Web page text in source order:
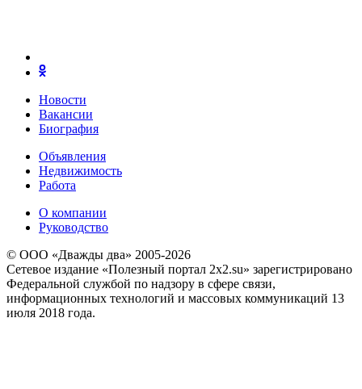
Новости
Вакансии
Биография
Объявления
Недвижимость
Работа
О компании
Руководство
© ООО «Дважды два» 2005-2026
Сетевое издание «Полезный портал 2x2.su» зарегистрировано
Федеральной службой по надзору в сфере связи,
информационных технологий и массовых коммуникаций 13
июля 2018 года.